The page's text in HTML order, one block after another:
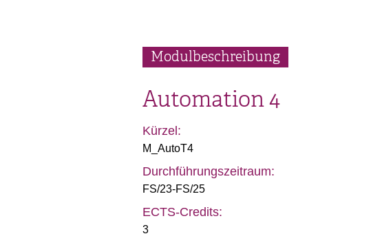
Modulbeschreibung
Automation 4
Kürzel:
M_AutoT4
Durchführungszeitraum:
FS/23-FS/25
ECTS-Credits:
3